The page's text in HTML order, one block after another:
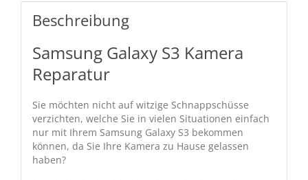
Beschreibung
Samsung Galaxy S3 Kamera
Reparatur
Sie möchten nicht auf witzige Schnappschüsse
verzichten, welche Sie in vielen Situationen einfach
nur mit Ihrem Samsung Galaxy S3 bekommen
können, da Sie Ihre Kamera zu Hause gelassen
haben?